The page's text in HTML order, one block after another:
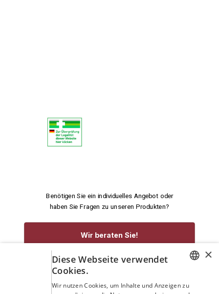
Benötigen Sie ein individuelles Angebot oder
haben Sie Fragen zu unseren Produkten?
Wir beraten Sie!
service@rennecke-medic.com +49 1573 933272
×
Diese Webseite verwendet
Cookies.
Wir nutzen Cookies, um Inhalte und Anzeigen zu